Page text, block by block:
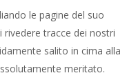
le pagine del suo
rivedere tracce dei nostri
salito in cima alla
meritato.